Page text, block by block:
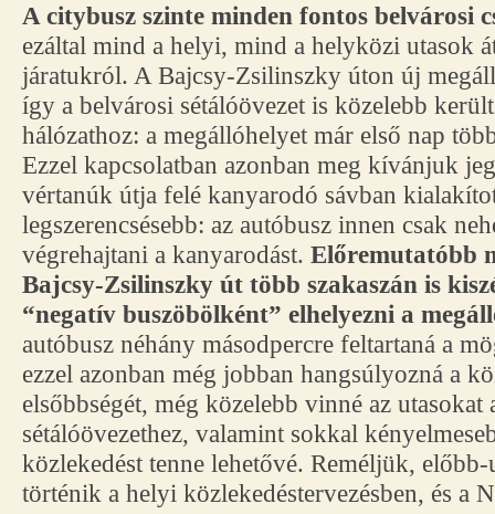
A citybusz szinte minden fontos belvárosi
ezáltal mind a helyi, mind a helyközi utasok
járatukról. A Bajcsy-Zsilinszky úton új
így a belvárosi sétálóövezet is közelebb
hálózathoz: a megállóhelyet már első nap
Ezzel kapcsolatban azonban meg kívánjuk
vértanúk útja felé kanyarodó sávban
legszerencsésebb: az autóbusz innen csak
végrehajtani a kanyarodást. Előremutatóbb
Bajcsy-Zsilinszky út több szakaszán is
“negatív buszöbölként” elhelyezni a
autóbusz néhány másodpercre feltartaná a
ezzel azonban még jobban hangsúlyozná a
elsőbbségét, még közelebb vinné az utasokat
sétálóövezethez, valamint sokkal
közlekedést tenne lehetővé. Reméljük,
történik a helyi közlekedéstervezésben, és a